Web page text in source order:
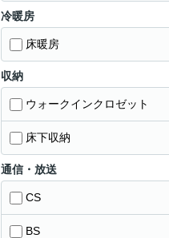
冷暖房
床暖房
収納
ウォークインクロゼット
床下収納
通信・放送
CS
BS